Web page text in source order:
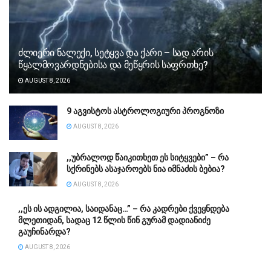
ძლიერი ნალექი, სეტყვა და ქარი – სად არის
წყალმოვარდნებისა და მეწყრის საფრთხე?
AUGUST 8, 2026
9 აგვისტოს ასტროლოგიური პროგნოზი
AUGUST 8, 2026
,,უბ­რა­ლოდ წა­ი­კი­თხეთ ეს სი­ტყვე­ბი” – რა
სქრინებს ასაჯაროებს ნია იმნაძის ბებია?
AUGUST 8, 2026
,,ეს ის ადგილია, საიდანაც…” – რა კადრები ქვეყნდება
მლეთიდან, სადაც 12 წლის წინ გურამ დადიანიძე
გაუჩინარდა?
AUGUST 8, 2026